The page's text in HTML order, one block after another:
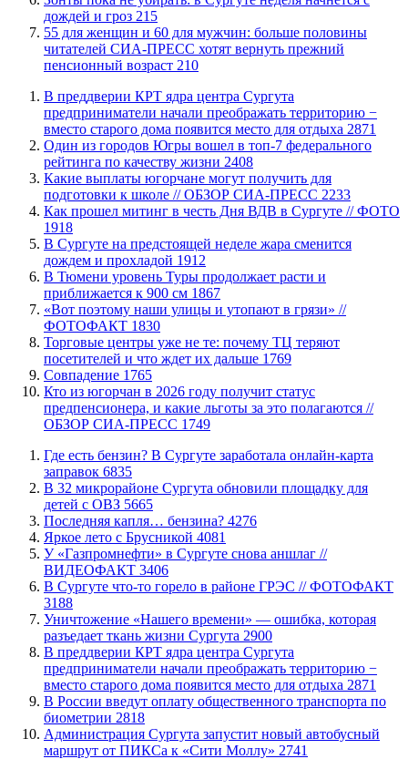
дождей и гроз 215
​55 для женщин и 60 для мужчин: больше половины
читателей СИА-ПРЕСС хотят вернуть прежний
пенсионный возраст 210
​В преддверии КРТ ядра центра Сургута
предприниматели начали преображать территорию −
вместо старого дома появится место для отдыха 2871
Один из городов Югры вошел в топ-7 федерального
рейтинга по качеству жизни 2408
Какие выплаты югорчане могут получить для
подготовки к школе // ОБЗОР СИА-ПРЕСС 2233
Как прошел митинг в честь Дня ВДВ в Сургуте // ФОТО
1918
В Сургуте на предстоящей неделе жара сменится
дождем и прохладой 1912
В Тюмени уровень Туры продолжает расти и
приближается к 900 см 1867
«Вот поэтому наши улицы и утопают в грязи» //
ФОТОФАКТ 1830
Торговые центры уже не те: почему ТЦ теряют
посетителей и что ждет их дальше 1769
​Совпадение 1765
Кто из югорчан в 2026 году получит статус
предпенсионера, и какие льготы за это полагаются //
ОБЗОР СИА-ПРЕСС 1749
​Где есть бензин? В Сургуте заработала онлайн-карта
заправок 6835
В 32 микрорайоне Сургута обновили площадку для
детей с ОВЗ 5665
​Последняя капля… бензина? 4276
Яркое лето с Брусникой 4081
У «Газпромнефти» в Сургуте снова аншлаг //
ВИДЕОФАКТ 3406
​В Сургуте что-то горело в районе ГРЭС // ФОТОФАКТ
3188
​Уничтожение «Нашего времени» — ошибка, которая
разъедает ткань жизни Сургута 2900
​В преддверии КРТ ядра центра Сургута
предприниматели начали преображать территорию −
вместо старого дома появится место для отдыха 2871
В России введут оплату общественного транспорта по
биометрии 2818
​Администрация Сургута запустит новый автобусный
маршрут от ПИКСа к «Сити Моллу» 2741